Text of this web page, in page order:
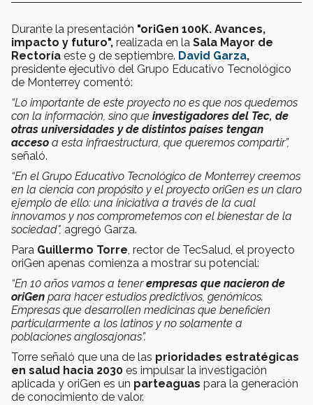
Durante la presentación "oriGen 100K. Avances,
impacto y futuro", realizada en la Sala Mayor de
Rectoría este 9 de septiembre. David Garza,
presidente ejecutivo del Grupo Educativo Tecnológico
de Monterrey comentó:
“Lo importante de este proyecto no es que nos quedemos
con la información, sino que investigadores del Tec, de
otras universidades y de distintos países tengan
acceso a esta infraestructura, que queremos compartir”,
señaló.
“En el Grupo Educativo Tecnológico de Monterrey creemos
en la ciencia con propósito y el proyecto oriGen es un claro
ejemplo de ello: una iniciativa a través de la cual
innovamos y nos comprometemos con el bienestar de la
sociedad", agregó Garza.
Para Guillermo Torre, rector de TecSalud, el proyecto
oriGen apenas comienza a mostrar su potencial:
“En 10 años vamos a tenerempresas que nacieron de
oriGen para hacer estudios predictivos, genómicos.
Empresas que desarrollen medicinas que beneficien
particularmente a los latinos y no solamente a
poblaciones anglosajonas”.
Torre señaló que una de las prioridades estratégicas
en salud hacia 2030 es impulsar la investigación
aplicada y oriGen es un parteaguas para la generación
de conocimiento de valor.